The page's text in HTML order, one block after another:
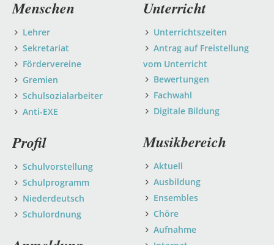
Navigation
Menschen
Lehrer
Sekretariat
Fördervereine
Gremien
Schulsozialarbeiter
Anti-EXE
Unterricht
Unterrichtszeiten
Antrag auf Freistellung
vom Unterricht
Bewertungen
Fachwahl
Digitale Bildung
Musikbereich
Aktuell
Ausbildung
Ensembles
Chöre
Aufnahme
Profil
Schulvorstellung
Schulprogramm
Niederdeutsch
Schulordnung